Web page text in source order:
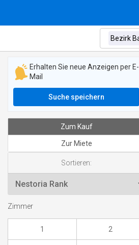
Erhalten Sie neue Anzeigen per E-
Mail
Suche speichern
Zum Kauf
Zur Miete
Sortieren:
Zimmer
1 2